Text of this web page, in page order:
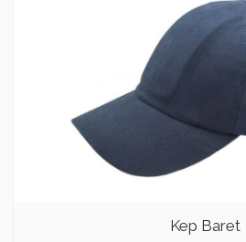
Kep Baret